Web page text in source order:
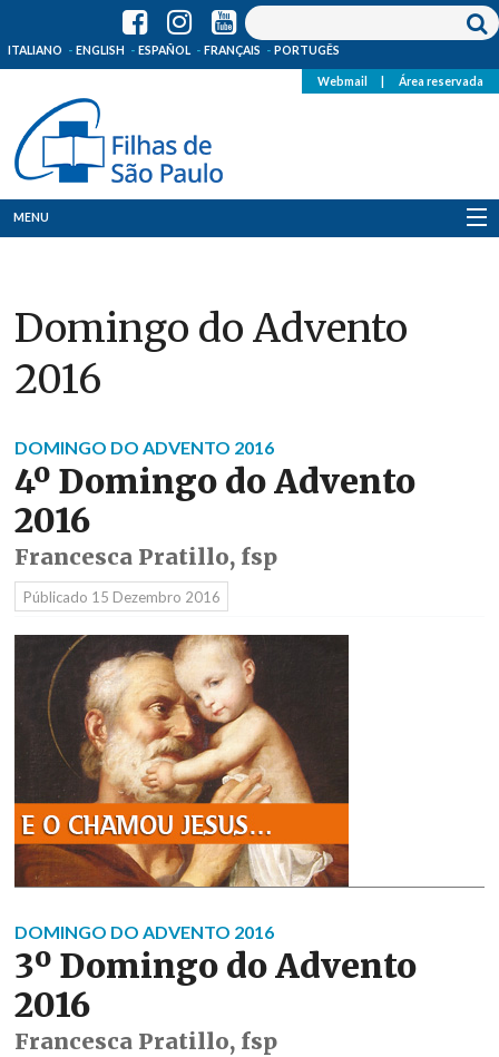
ITALIANO ENGLISH ESPAÑOL FRANÇAIS PORTUGÊS
Webmail Área reservada
MENU
Onde Estamos
Notícias
Media
Domingo do Advento
2016
DOMINGO DO ADVENTO 2016
4º Domingo do Advento
2016
Francesca Pratillo, fsp
Públicado 15 Dezembro 2016
DOMINGO DO ADVENTO 2016
3º Domingo do Advento
2016
Francesca Pratillo, fsp